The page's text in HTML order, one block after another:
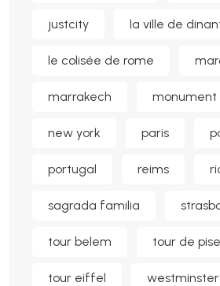
justcity la ville de
le colisée de rome
marrakech monument
new york paris
portugal reims
sagrada familia
tour belem tour de pise
tour eiffel westminster